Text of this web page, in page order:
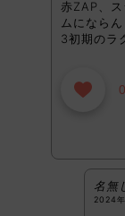
赤ZAP、
ムにならん
3初期のラ
0
名無
2024